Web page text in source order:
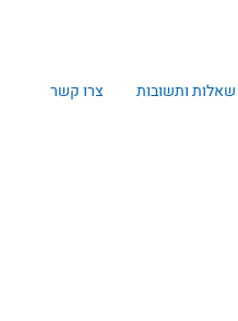
שאלות ותשובות צרו קשר